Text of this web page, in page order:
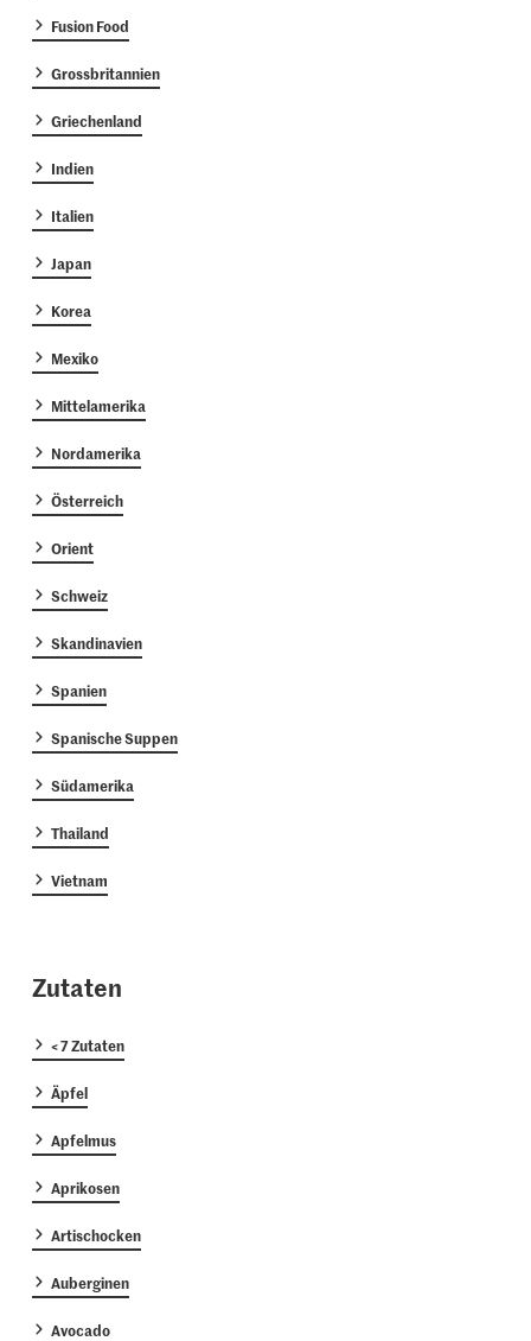
Fusion Food
Grossbritannien
Griechenland
Indien
Italien
Japan
Korea
Mexiko
Mittelamerika
Nordamerika
Österreich
Orient
Schweiz
Skandinavien
Spanien
Spanische Suppen
Südamerika
Thailand
Vietnam
Zutaten
< 7 Zutaten
Äpfel
Apfelmus
Aprikosen
Artischocken
Auberginen
Avocado